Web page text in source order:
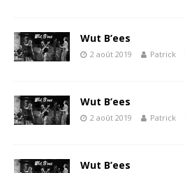
Wut B’ees
2 août 2019 Patrick
Wut B’ees
2 août 2019 Patrick
Wut B’ees